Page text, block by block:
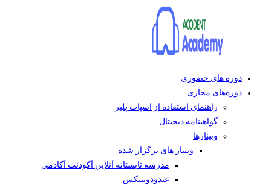
دوره های حضوری
دوره‌های مجازی
راهنمای استفاده از اسپات پلیر
گواهینامه دیجیتال
وبینار‌ها
وبینار های برگزار شده
مدرسه تابستانه آنلاین آکودنت آکادمی
عیدودونتیکس